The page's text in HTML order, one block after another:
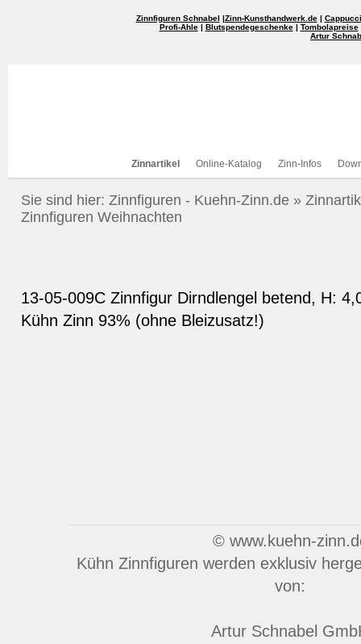
Zinnfiguren Schnabel |Zinn-Kunsthandwerk.de|
Profi-Ahle| Blutspendegeschenke| Tombolapreise
Artur
Zinnartikel Online-Katalog Zinn-Infos
Sie sind hier: Zinnfiguren - Kuehn-Zinn.de »
Zinnfiguren Weihnachten
13-05-009C Zinnfigur Dirndlengel betend, H:
Kühn Zinn 93% (ohne Bleizusatz!)
© www.kuehn-
Kühn Zinnfiguren werden exklusiv
von:
Artur Schnabel